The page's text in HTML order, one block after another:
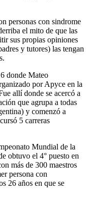
personas con sindrome
el mito de que las
sus propias opiniones
y tutores) las tengan
donde Mateo
por Apyce en la
allí donde se acercó a
que agrupa a todas
y comenzó a
5 carreras
Mundial de la
obtuvo el 4° puesto en
más de 300 maestros
persona con
26 años en que se